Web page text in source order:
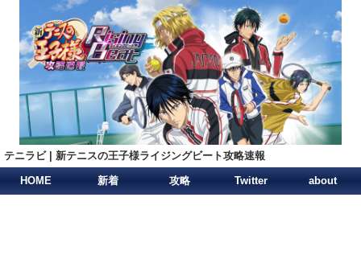
テニラビ | 新テニスの王子様ライジングビート攻略速報
HOME 新着 攻略 Twitter about